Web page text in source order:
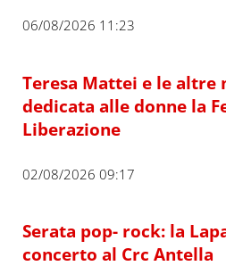
06/08/2026 11:23
Teresa Mattei e le
dedicata alle donne la
Liberazione
02/08/2026 09:17
Serata pop- rock: la
concerto al Crc Antella